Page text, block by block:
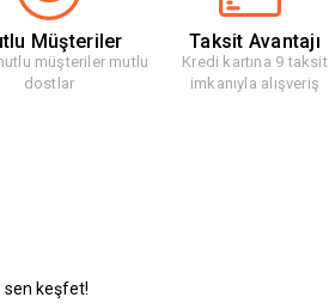
Müşteriler
müşteriler mutlu
dostlar
Taksit Avantajı
Kredi kartına 9 taksit
imkanıyla alışveriş
sen keşfet!